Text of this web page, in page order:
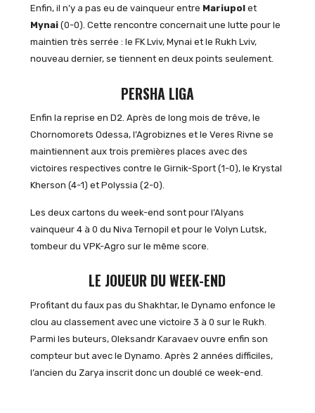
Enfin, il n’y a pas eu de vainqueur entre Mariupolet
Mynai(0-0). Cette rencontre concernait une lutte pour le
maintien très serrée : le FK Lviv, Mynai et le Rukh Lviv,
nouveau dernier, se tiennent en deux points seulement.
PERSHA LIGA
Enfin la reprise en D2. Après de long mois de trêve, le
Chornomorets Odessa, l’Agrobiznes et le Veres Rivne se
maintiennent aux trois premières places avec des
victoires respectives contre le Girnik-Sport (1-0), le Krystal
Kherson (4-1) et Polyssia (2-0).
Les deux cartons du week-end sont pour l’Alyans
vainqueur 4 à 0 du Niva Ternopil et pour le Volyn Lutsk,
tombeur du VPK-Agro sur le même score.
LE JOUEUR DU WEEK-END
Profitant du faux pas du Shakhtar, le Dynamo enfonce le
clou au classement avec une victoire 3 à 0 sur le Rukh.
Parmi les buteurs, Oleksandr Karavaev ouvre enfin son
compteur but avec le Dynamo. Après 2 années difficiles,
l’ancien du Zarya inscrit donc un doublé ce week-end.